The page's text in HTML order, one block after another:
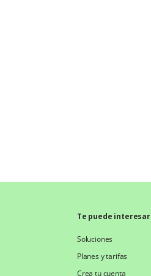
Te puede interesar
Soluciones
Planes y tarifas
Crea tu cuenta